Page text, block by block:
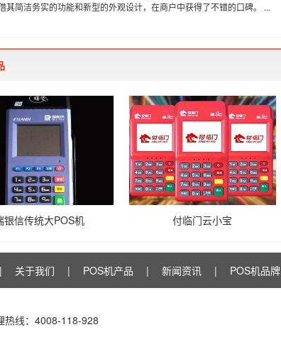
其简洁务实的功能和新型的外观设计，在商户中获得了不错的口碑。 ...
银信传统大POS机 付临门云小宝
| 关于我们 | POS机产品 | 新闻资讯 | POS机品牌
热线：4008-118-928